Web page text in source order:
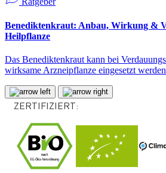
Benediktenkraut: Anbau, Wirkung &
Heilpflanze
Das Benediktenkraut kann bei
wirksame Arzneipflanze eingesetzt
ZERTIFIZIERT: